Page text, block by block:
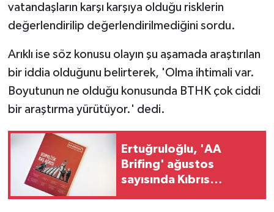
vatandaşların karşı karşıya olduğu risklerin
değerlendirilip değerlendirilmediğini sordu.
Arıklı ise söz konusu olayın şu aşamada araştırılan
bir iddia olduğunu belirterek, 'Olma ihtimali var.
Boyutunun ne olduğu konusunda BTHK çok ciddi
bir araştırma yürütüyor.' dedi.
Ertuğruloğlu, 'AA
Brifing' ağustos
sayısında Kıbrıs